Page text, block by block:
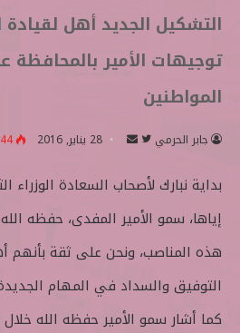
التشكيل الجديد أهل لقيادة
توجيهات الأمير
المواطنين
جابر الحرمي
ت
ب
ع
ت
و
س
ب
ر
د
ا
28 يناير, 2016
بداية نبارك لأصحاب السعادة
إياها، سمو الأمير المفدى، حفظه
هذه المناصب، ونحن على ثقة بأنهم
التوفيق والسداد في المهام
كما أشار سمو الأمير حفظه الله